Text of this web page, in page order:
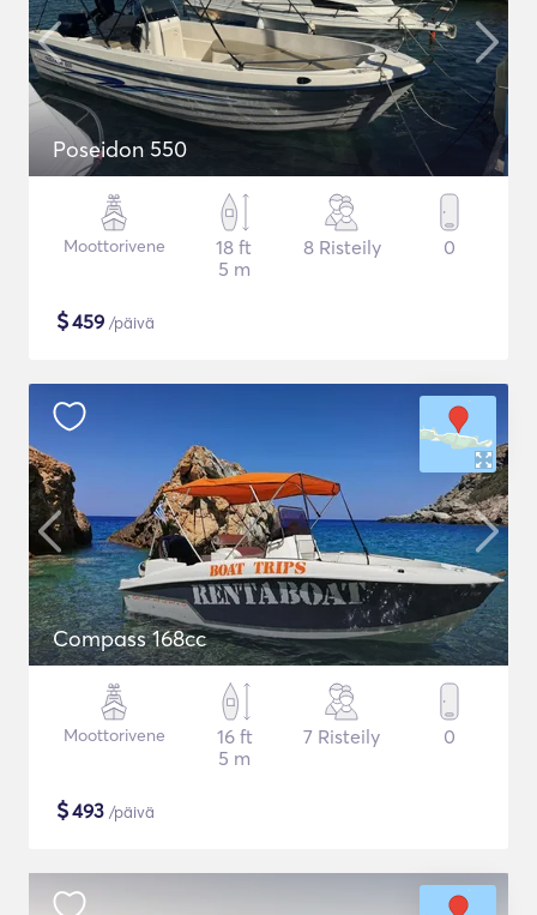
Poseidon 550
Moottorivene
18 ft
5 m
8 Risteily 0
$459 /päivä
Compass 168cc
Moottorivene
16 ft
5 m
7 Risteily 0
$493 /päivä